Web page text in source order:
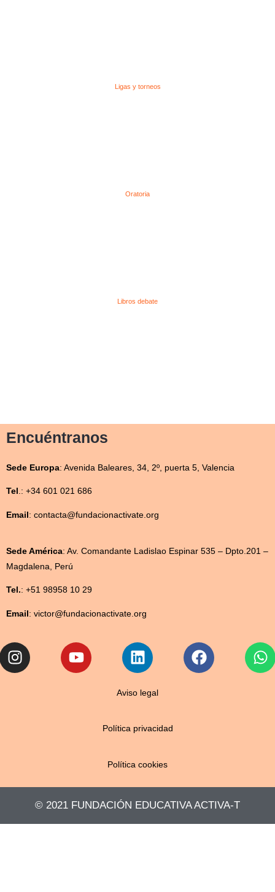
Ligas y torneos
Oratoria
Libros debate
Encuéntranos
Sede Europa: Avenida Baleares, 34, 2º, puerta 5, Valencia
Tel .: +34 601 021 686
Email : contacta@fundacionactivate.org
Sede América: Av. Comandante Ladislao Espinar 535 – Dpto.201 –
Magdalena, Perú
Tel.: +51 98958 10 29
Email : victor@fundacionactivate.org
InstagramYoutube LinkedinFacebook
Aviso legal
Política privacidad
Política cookies
© 2021 FUNDACIÓN EDUCATIVA ACTIVA-T​